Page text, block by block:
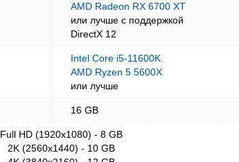
AMD Radeon RX 6700 XT
или лучше с поддержкой
DirectX 12
Intel Core i5-11600K
AMD Ryzen 5 5600X
или лучше
16 GB
Full HD (1920x1080) - 8 GB
2K (2560x1440) - 10 GB